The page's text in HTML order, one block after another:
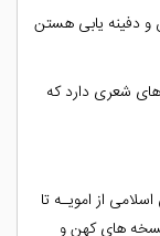
و دفینه یابی هستن
شعری دارد که
از امویـه تا
های کهن و